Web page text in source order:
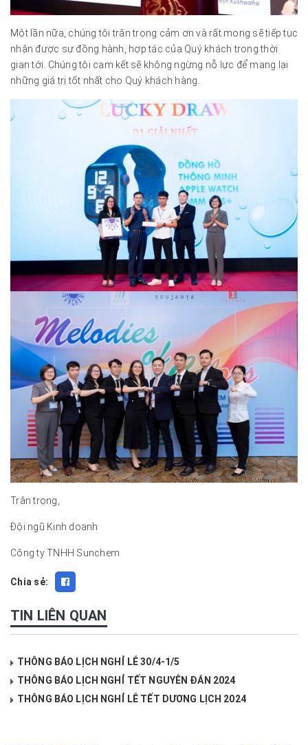
Một lần nữa, chúng tôi trân trọng cảm ơn và rất mong sẽ tiếp tục
nhận được sự đồng hành, hợp tác của Quý khách trong thời
gian tới. Chúng tôi cam kết sẽ không ngừng nỗ lực để mang lại
những giá trị tốt nhất cho Quý khách hàng.
Trân trọng,
Đội ngũ Kinh doanh
Công ty TNHH Sunchem
Chia sẻ:
TIN LIÊN QUAN
THÔNG BÁO LỊCH NGHỈ LỄ 30/4-1/5
THÔNG BÁO LỊCH NGHỈ TẾT NGUYÊN ĐÁN 2024
THÔNG BÁO LỊCH NGHỈ LỄ TẾT DƯƠNG LỊCH 2024